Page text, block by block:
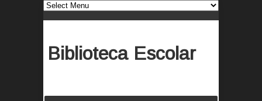
Biblioteca Escolar